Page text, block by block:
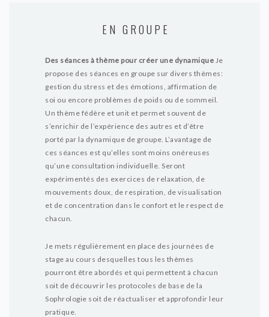
EN GROUPE
Des séances à thème pour créer une dynamique Je
propose des séances en groupe sur divers thèmes:
gestion du stress et des émotions, affirmation de
soi ou encore problèmes de poids ou de sommeil.
Un thème fédère et unit et permet souvent de
s’enrichir de l’expérience des autres et d’être
porté par la dynamique de groupe. L’avantage de
ces séances est qu’elles sont moins onéreuses
qu’une consultation individuelle. Seront
expérimentés des exercices de relaxation, de
mouvements doux, de respiration, de visualisation
et de concentration dans le confort et le respect de
chacun.
Je mets régulièrement en place des journées de
stage au cours desquelles tous les thèmes
pourront être abordés et qui permettent à chacun
soit de découvrir les protocoles de base de la
Sophrologie soit de réactualiser et approfondir leur
pratique.